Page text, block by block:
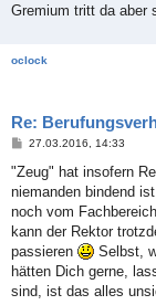
Gremium tritt da aber
oclock
Re:
B
i
r
a
27.03.2016, 14:33
"Zeug" hat insofern
niemanden bindend
noch vom
kann der Rektor
passieren
Selbst,
hätten Dich gerne,
sind, ist das alles